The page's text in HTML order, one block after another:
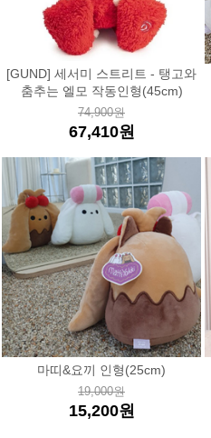
[GUND] 세서미 스트리트 - 탱고와
춤추는 엘모 작동인형(45cm)
74,900원
67,410원
마띠&요끼 인형(25cm)
19,000원
15,200원